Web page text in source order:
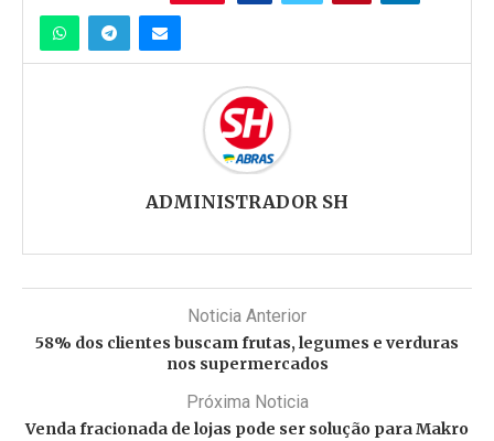
ADMINISTRADOR SH
Noticia Anterior
58% dos clientes buscam frutas, legumes e verduras
nos supermercados
Próxima Noticia
Venda fracionada de lojas pode ser solução para Makro